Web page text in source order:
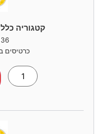
קטגוריה
כרטיסים